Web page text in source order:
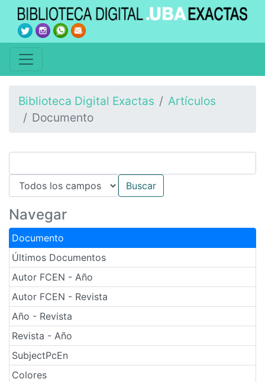
Biblioteca Digital Exactas
Artículos
Documento
Navegar
Documento
Últimos Documentos
Autor FCEN - Año
Autor FCEN - Revista
Año - Revista
Revista - Año
SubjectPcEn
Colores